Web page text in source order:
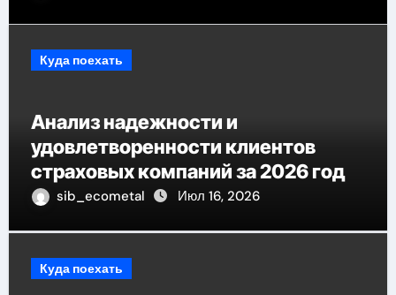
Куда поехать
Анализ надежности и
удовлетворенности клиентов
страховых компаний за 2026 год
sib_ecometal Июл 16, 2026
Куда поехать